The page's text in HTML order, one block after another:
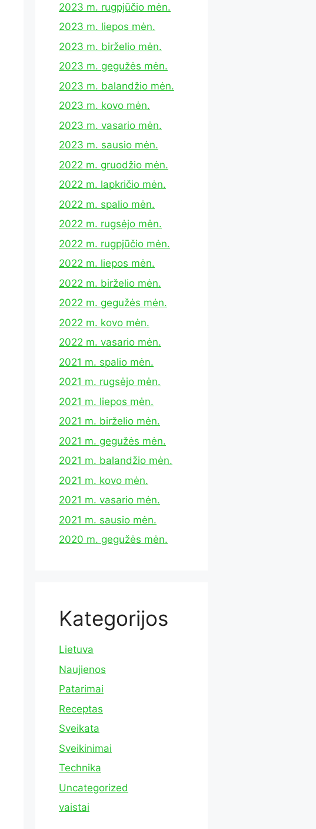
2023 m. rugpjūčio mėn.
2023 m. liepos mėn.
2023 m. birželio mėn.
2023 m. gegužės mėn.
2023 m. balandžio mėn.
2023 m. kovo mėn.
2023 m. vasario mėn.
2023 m. sausio mėn.
2022 m. gruodžio mėn.
2022 m. lapkričio mėn.
2022 m. spalio mėn.
2022 m. rugsėjo mėn.
2022 m. rugpjūčio mėn.
2022 m. liepos mėn.
2022 m. birželio mėn.
2022 m. gegužės mėn.
2022 m. kovo mėn.
2022 m. vasario mėn.
2021 m. spalio mėn.
2021 m. rugsėjo mėn.
2021 m. liepos mėn.
2021 m. birželio mėn.
2021 m. gegužės mėn.
2021 m. balandžio mėn.
2021 m. kovo mėn.
2021 m. vasario mėn.
2021 m. sausio mėn.
2020 m. gegužės mėn.
Kategorijos
Lietuva
Naujienos
Patarimai
Receptas
Sveikata
Sveikinimai
Technika
Uncategorized
vaistai